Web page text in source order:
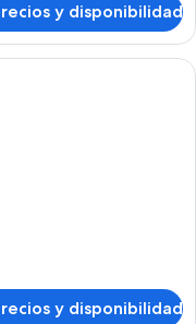
y disponibilidad
de hotel con cama,
y disponibilidad